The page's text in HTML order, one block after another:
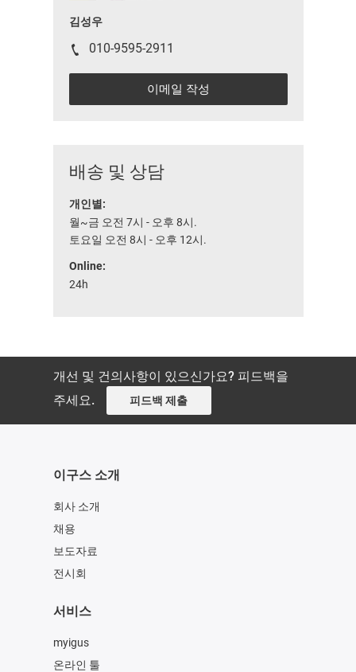
김성우
010-9595-2911
이메일 작성
배송 및 상담
개인별:
월~금 오전 7시 - 오후 8시.
토요일 오전 8시 - 오후 12시.
Online:
24h
개선 및 건의사항이 있으신가요? 피드백을
주세요.
피드백 제출
이구스 소개
회사 소개
채용
보도자료
전시회
서비스
myigus
온라인 툴